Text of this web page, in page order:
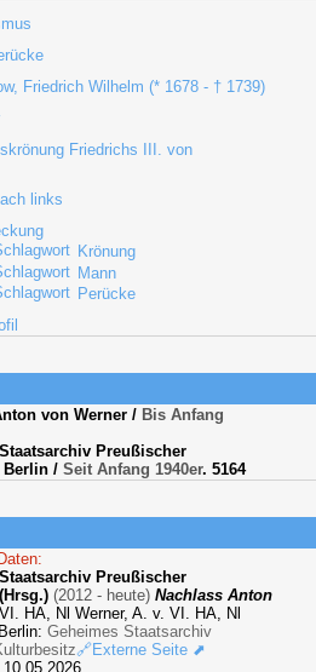
Friedrich Wilhelm (* 1678 - † 1739)
Friedrichs III. von
links
Krönung
Mann
Perücke
von Werner / Bis Anfang
Preußischer
Berlin /Seit Anfang 1940er. 5164
Preußischer
(2012 - heute) Nachlass Anton
HA, Nl Werner, A. v. VI. HA, Nl
Geheimes Staatsarchiv
🔗Externe Seite ⬈